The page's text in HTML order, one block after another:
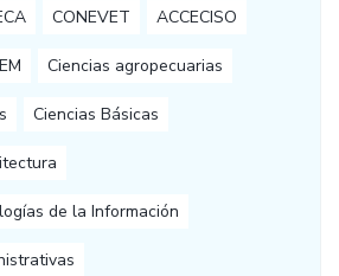
CONEVET ACCECISO
Ciencias agropecuarias
Ciencias Básicas
de la Información